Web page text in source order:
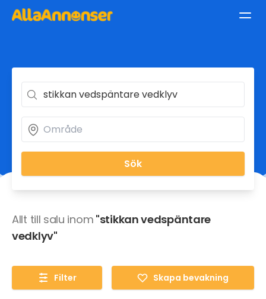
Sök
Allt till salu inom "stikkan vedspäntare
vedklyv"
Filter Skapa bevakning